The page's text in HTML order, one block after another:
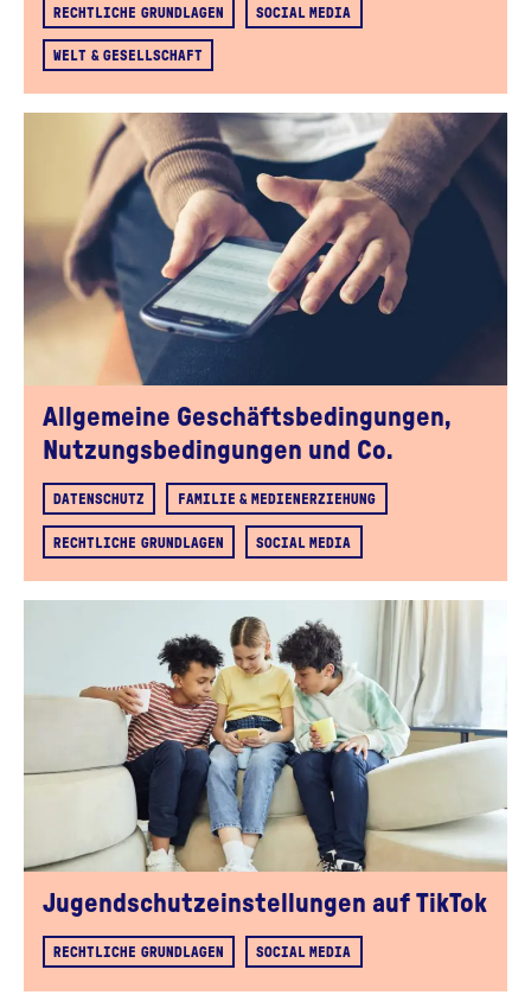
RECHTLICHE GRUNDLAGEN SOCIAL MEDIA
WELT & GESELLSCHAFT
Allgemeine Geschäftsbedingungen,
Nutzungsbedingungen und Co.
DATENSCHUTZ FAMILIE & MEDIENERZIEHUNG
RECHTLICHE GRUNDLAGEN SOCIAL MEDIA
Jugendschutzeinstellungen auf TikTok
RECHTLICHE GRUNDLAGEN SOCIAL MEDIA